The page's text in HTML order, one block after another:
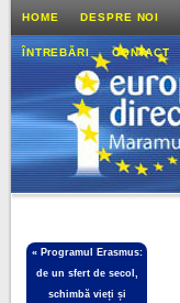
HOME DESPRE NOI
ÎNTREBĂRI CONTACT
« Programul Erasmus:
de un sfert de secol,
schimbă vieți și